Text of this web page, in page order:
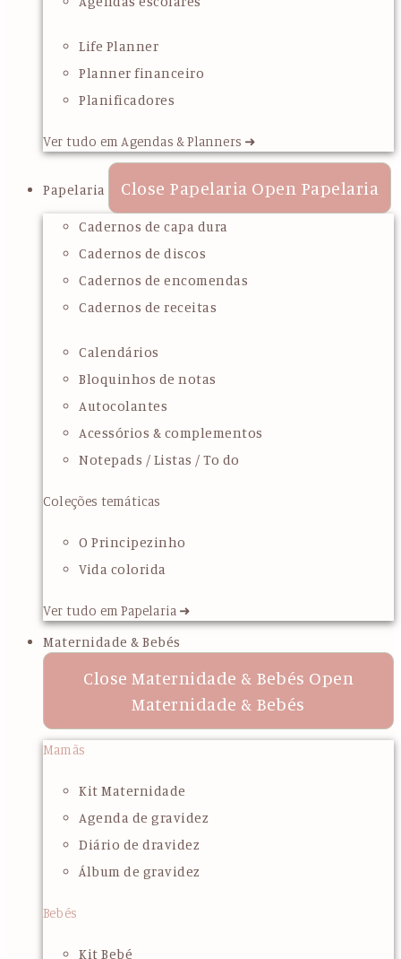
Life Planner
Planner financeiro
Planificadores
Ver tudo em Agendas & Planners ➜
Papelaria Close Papelaria Open Papelaria
Cadernos de capa dura
Cadernos de discos
Cadernos de encomendas
Cadernos de receitas
Calendários
Bloquinhos de notas
Autocolantes
Acessórios & complementos
Notepads / Listas / To do
Coleções temáticas
O Principezinho
Vida colorida
Ver tudo em Papelaria ➜
Maternidade & Bebés
Close Maternidade & Bebés Open
Maternidade & Bebés
Mamãs
Kit Maternidade
Agenda de gravidez
Diário de dravidez
Álbum de gravidez
Bebés
Kit Bebé